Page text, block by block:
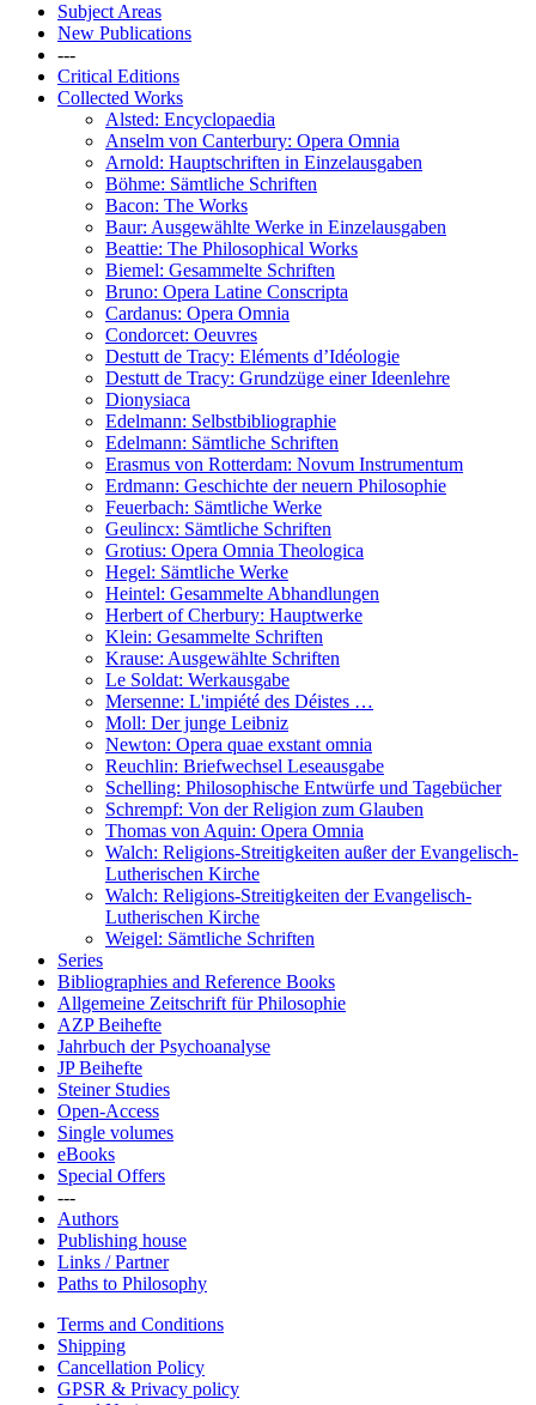
Subject Areas
New Publications
---
Critical Editions
Collected Works
Alsted: Encyclopaedia
Anselm von Canterbury: Opera Omnia
Arnold: Hauptschriften in Einzelausgaben
Böhme: Sämtliche Schriften
Bacon: The Works
Baur: Ausgewählte Werke in Einzelausgaben
Beattie: The Philosophical Works
Biemel: Gesammelte Schriften
Bruno: Opera Latine Conscripta
Cardanus: Opera Omnia
Condorcet: Oeuvres
Destutt de Tracy: Eléments d’Idéologie
Destutt de Tracy: Grundzüge einer Ideenlehre
Dionysiaca
Edelmann: Selbstbibliographie
Edelmann: Sämtliche Schriften
Erasmus von Rotterdam: Novum Instrumentum
Erdmann: Geschichte der neuern Philosophie
Feuerbach: Sämtliche Werke
Geulincx: Sämtliche Schriften
Grotius: Opera Omnia Theologica
Hegel: Sämtliche Werke
Heintel: Gesammelte Abhandlungen
Herbert of Cherbury: Hauptwerke
Klein: Gesammelte Schriften
Krause: Ausgewählte Schriften
Le Soldat: Werkausgabe
Mersenne: L'impiété des Déistes …
Moll: Der junge Leibniz
Newton: Opera quae exstant omnia
Reuchlin: Briefwechsel Leseausgabe
Schelling: Philosophische Entwürfe und Tagebücher
Schrempf: Von der Religion zum Glauben
Thomas von Aquin: Opera Omnia
Walch: Religions-Streitigkeiten außer der Evangelisch-
Lutherischen Kirche
Walch: Religions-Streitigkeiten der Evangelisch-
Lutherischen Kirche
Weigel: Sämtliche Schriften
Series
Bibliographies and Reference Books
Allgemeine Zeitschrift für Philosophie
AZP Beihefte
Jahrbuch der Psychoanalyse
JP Beihefte
Steiner Studies
Open-Access
Single volumes
eBooks
Special Offers
---
Authors
Publishing house
Links / Partner
Paths to Philosophy
Terms and Conditions
Shipping
Cancellation Policy
GPSR & Privacy policy